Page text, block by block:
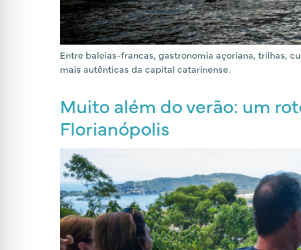
Entre baleias-francas, gastronomia açoriana, trilhas,
mais autênticas da capital catarinense.
Muito além do verão: um
Florianópolis